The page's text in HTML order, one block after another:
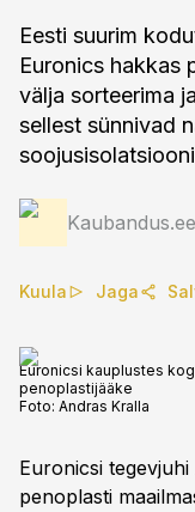
Eesti suurim
Euronics hakkas
välja sorteerima
sellest sünnivad
Kaubandus.ee
Kuula Jaga
Euronicsi kauplustes
penoplastijääke
Foto: Andras Kralla
Euronicsi tegevjuhi
penoplasti